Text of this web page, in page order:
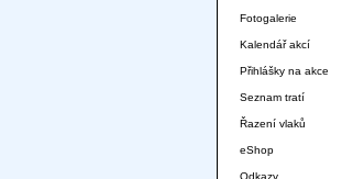
Fotogalerie
Kalendář akcí
Přihlášky na akce
Seznam tratí
Řazení vlaků
eShop